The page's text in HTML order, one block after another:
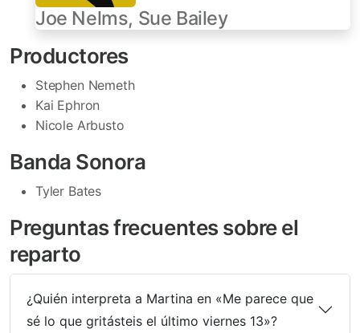
Joe Nelms, Sue Bailey
Productores
Stephen Nemeth
Kai Ephron
Nicole Arbusto
Banda Sonora
Tyler Bates
Preguntas frecuentes sobre el
reparto
¿Quién interpreta a Martina en «Me parece que
sé lo que gritásteis el último viernes 13»?